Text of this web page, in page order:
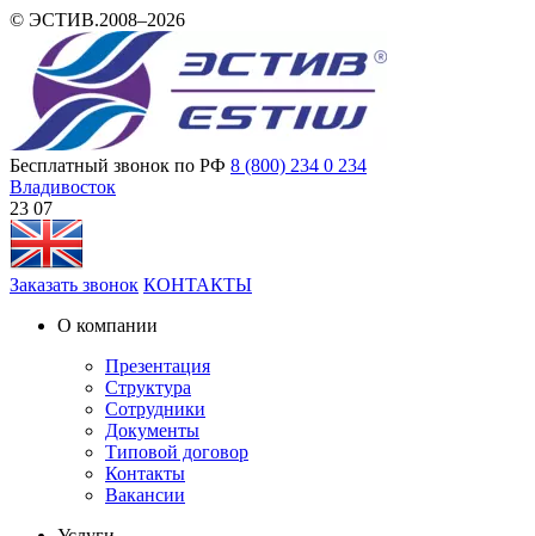
© ЭСТИВ.2008–2026
Бесплатный звонок по РФ 8 (800) 234 0 234
Владивосток
23:07
Заказать звонок КОНТАКТЫ
О компании
Презентация
Структура
Сотрудники
Документы
Типовой договор
Контакты
Вакансии